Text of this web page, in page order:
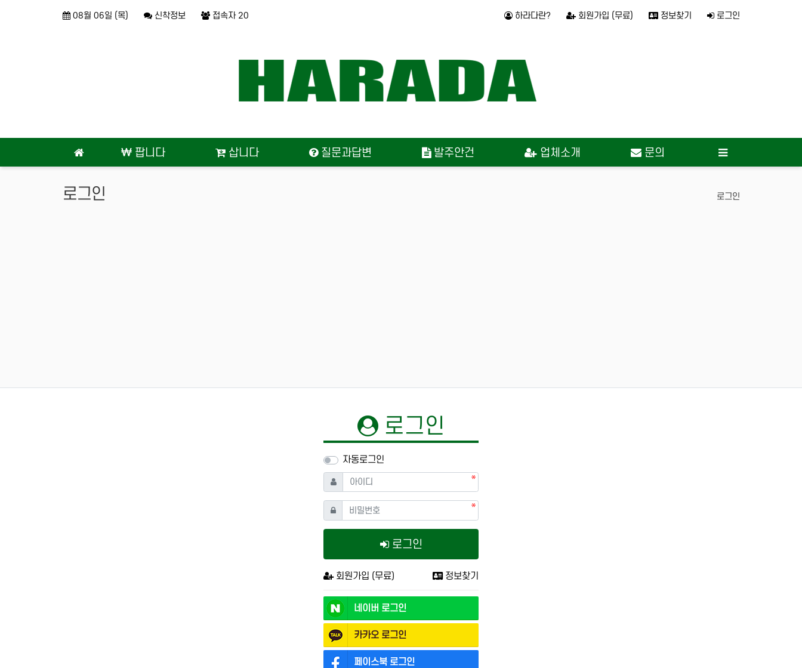
08월 06일 (목) 신착정보 접속자 20 하라다란? 회원가입 (무료) 정보찾기 로그인
팝니다 삽니다 질문과답변 발주안건 업체소개 문의
로그인 로그인
로그인
자동로그인
아이디
필수
비밀번호필수
로그인
회원가입 (무료) 정보찾기
네이버 로그인
카카오 로그인
페이스북 로그인